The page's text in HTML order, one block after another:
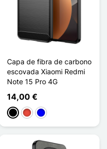
Capa de fibra de carbono
escovada Xiaomi Redmi
Note 15 Pro 4G
14,00 €
PretoVermelho
Azul